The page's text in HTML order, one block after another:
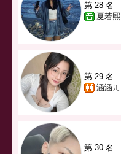
第 28 名
夏若熙
第 29 名
涵涵ㄦ
第 30 名